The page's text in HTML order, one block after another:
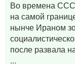
Во времена
на самой
нынче Ираном
после развала
...